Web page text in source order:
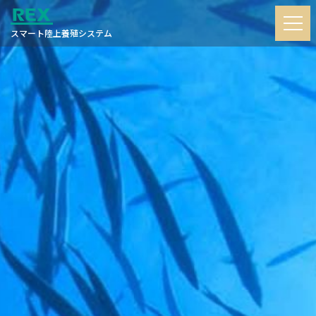
スマート陸上養殖システム